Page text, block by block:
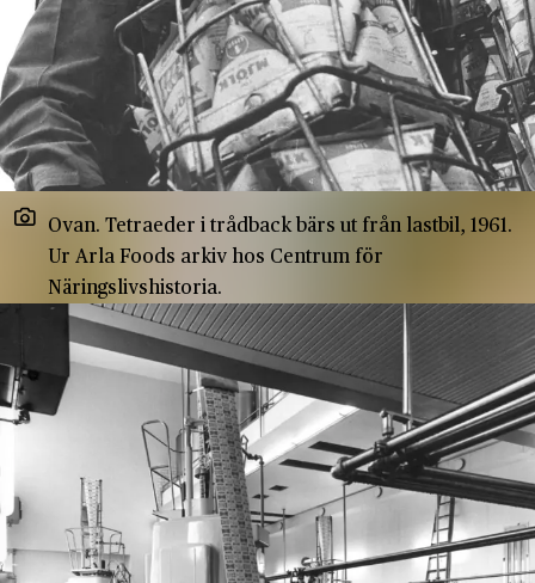
Ovan. Tetraeder i trådback bärs ut från lastbil, 1961.
Ur Arla Foods arkiv hos Centrum för
Näringslivshistoria.